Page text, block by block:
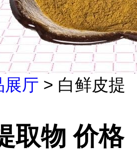
展厅 > 白鲜皮提
取物 价格